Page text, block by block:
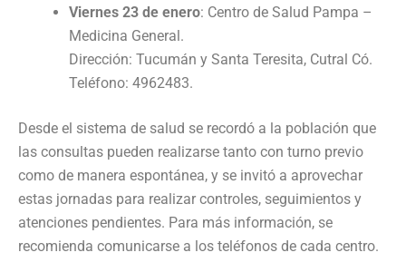
Viernes 23 de enero: Centro de Salud Pampa –
Medicina General.
Dirección: Tucumán y Santa Teresita, Cutral Có.
Teléfono: 4962483.
Desde el sistema de salud se recordó a la población que
las consultas pueden realizarse tanto con turno previo
como de manera espontánea, y se invitó a aprovechar
estas jornadas para realizar controles, seguimientos y
atenciones pendientes. Para más información, se
recomienda comunicarse a los teléfonos de cada centro.